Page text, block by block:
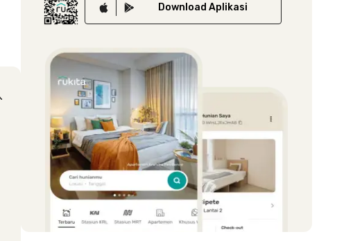
Download Aplikasi